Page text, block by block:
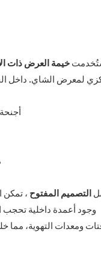
خيمة العرض ذات
لمعرض الشاي. داخل
التصميم المفتوح ، تمكن
وجود أعمدة داخلية تحجب
ومعدات التهوية،